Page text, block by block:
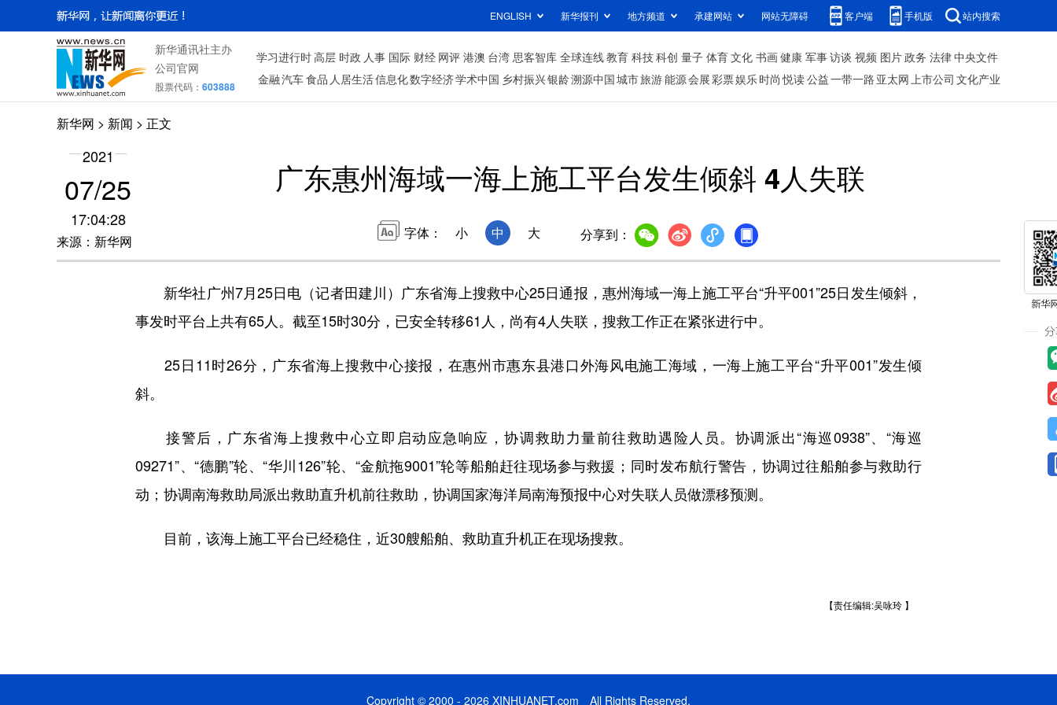
ENGLISH 新华报刊 地方频道 承建网站 网站无障碍 客户端 手机版 站内搜索
新华通讯社主办
公司官网
股票代码： 603888
学习进行时高层 时政 人事 国际 财经 网评 港澳 台湾 思客智库 全球连线教育 科技科创 量子 体育文化 书画健康 军事访谈 视频 图片政务 法律中央文件
金融汽车食品 人居生活信息化数字经济学术中国 乡村振兴银龄溯源中国城市旅游能源会展彩票娱乐时尚 悦读公益一带一路 亚太网上市公司 文化产业
新华网 > 新闻 > 正文
2021
07/25
17:04:28
来源：新华网
广东惠州海域一海上施工平台发生倾斜 4人失联
字体： 小 中 大 分享到：
新华社广州7月25日电（记者田建川）广东省海上搜救中心25日通报，惠州海域一海上施工平台“升平001”25日发生倾斜，
事发时平台上共有65人。截至15时30分，已安全转移61人，尚有4人失联，搜救工作正在紧张进行中。
25日11时26分，广东省海上搜救中心接报，在惠州市惠东县港口外海风电施工海域，一海上施工平台“升平001”发生倾
斜。
接警后，广东省海上搜救中心立即启动应急响应，协调救助力量前往救助遇险人员。协调派出“海巡0938”、“海巡
09271”、“德鹏”轮、“华川126”轮、“金航拖9001”轮等船舶赶往现场参与救援；同时发布航行警告，协调过往船舶参与救助行
动；协调南海救助局派出救助直升机前往救助，协调国家海洋局南海预报中心对失联人员做漂移预测。
目前，该海上施工平台已经稳住，近30艘船舶、救助直升机正在现场搜救。
【责任编辑:吴咏玲 】
Copyright © 2000 - 2026 XINHUANET.com All Rights Reserved.